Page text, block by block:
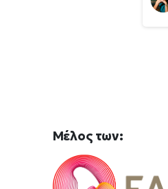
Mέλος των: